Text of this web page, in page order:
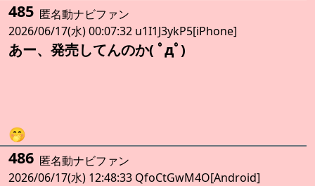
485 匿名動ナビファン
2026/06/17(水) 00:07:32 u1I1J3ykP5[iPhone]
あー、発売してんのか( ﾟдﾟ)
🤭
486 匿名動ナビファン
2026/06/17(水) 12:48:33 QfoCtGwM4O[Android]